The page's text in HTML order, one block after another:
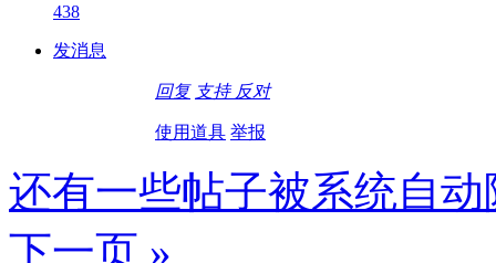
438
发消息
回复 支持 反对
使用道具 举报
还有一些帖子被系统自
下一页 »